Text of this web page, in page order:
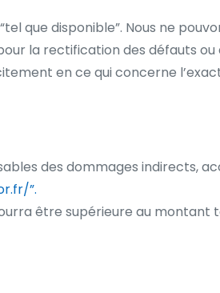
que disponible”. Nous ne
la rectification des défauts ou
en ce qui concerne
des dommages indirects,
”.
être supérieure au montant